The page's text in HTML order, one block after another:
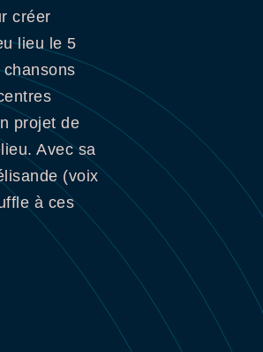
créer
lieu le 5
projet de
Avec sa
(voix
à ces